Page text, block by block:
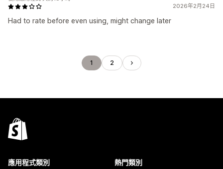
2026年2月24日
Had to rate before even using, might change later
1 2
應用程式類別 熱門類別